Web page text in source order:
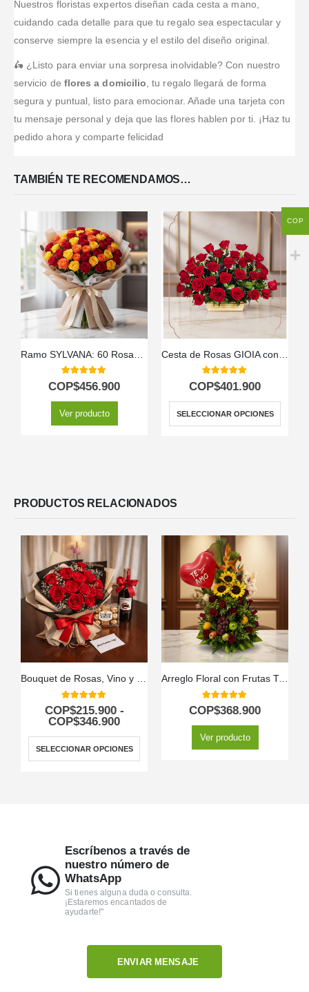
Nuestros floristas expertos diseñan cada cesta a mano,
cuidando cada detalle para que tu regalo sea espectacular y
conserve siempre la esencia y el estilo del diseño original.
🛵 ¿Listo para enviar una sorpresa inolvidable? Con nuestro
servicio de flores a domicilio, tu regalo llegará de forma
segura y puntual, listo para emocionar. Añade una tarjeta con
tu mensaje personal y deja que las flores hablen por ti. ¡Haz tu
pedido ahora y comparte felicidad
TAMBIÉN TE RECOMENDAMOS…
5.00out of 5
COP$456.900
Ver producto
5.00out of 5
COP$401.900
SELECCIONAR OPCIONES
PRODUCTOS RELACIONADOS
Bouquet de Rosas, Vino y Chocolates
5.00out of 5
COP$215.900 -
COP$346.900
SELECCIONAR OPCIONES
Arreglo Floral con Frutas Trópico
5.00out of 5
COP$368.900
Ver producto
Escríbenos a través de
nuestro número de
WhatsApp
Si tienes alguna duda o consulta.
¡Estaremos encantados de
ayudarte!"
ENVIAR MENSAJE
COP